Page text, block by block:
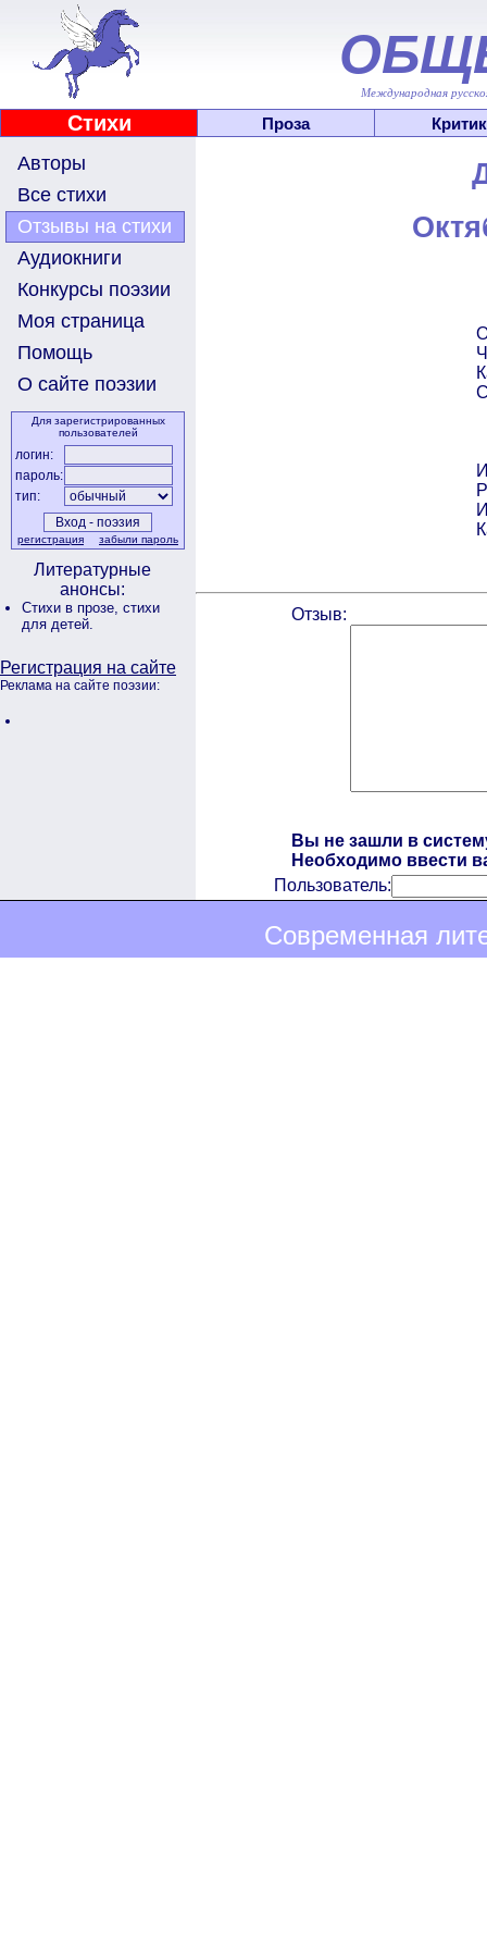
Международная
Стихи Проза
Авторы
Все стихи
Отзывы на стихи
Аудиокниги
Конкурсы поэзии
Моя страница
Помощь
О сайте поэзии
Для зарегистрированных
пользователей
логин:
пароль:
тип:
регистрация забыли пароль
Литературные
анонсы:
Стихи в прозе, стихи
для детей.
Регистрация на сайте
Реклама на сайте поэзии:
Отзыв:
Вы не зашли в
Необходимо ввести
Пользователь:
Современная